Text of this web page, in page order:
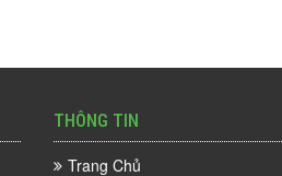
THÔNG TIN
Trang Chủ